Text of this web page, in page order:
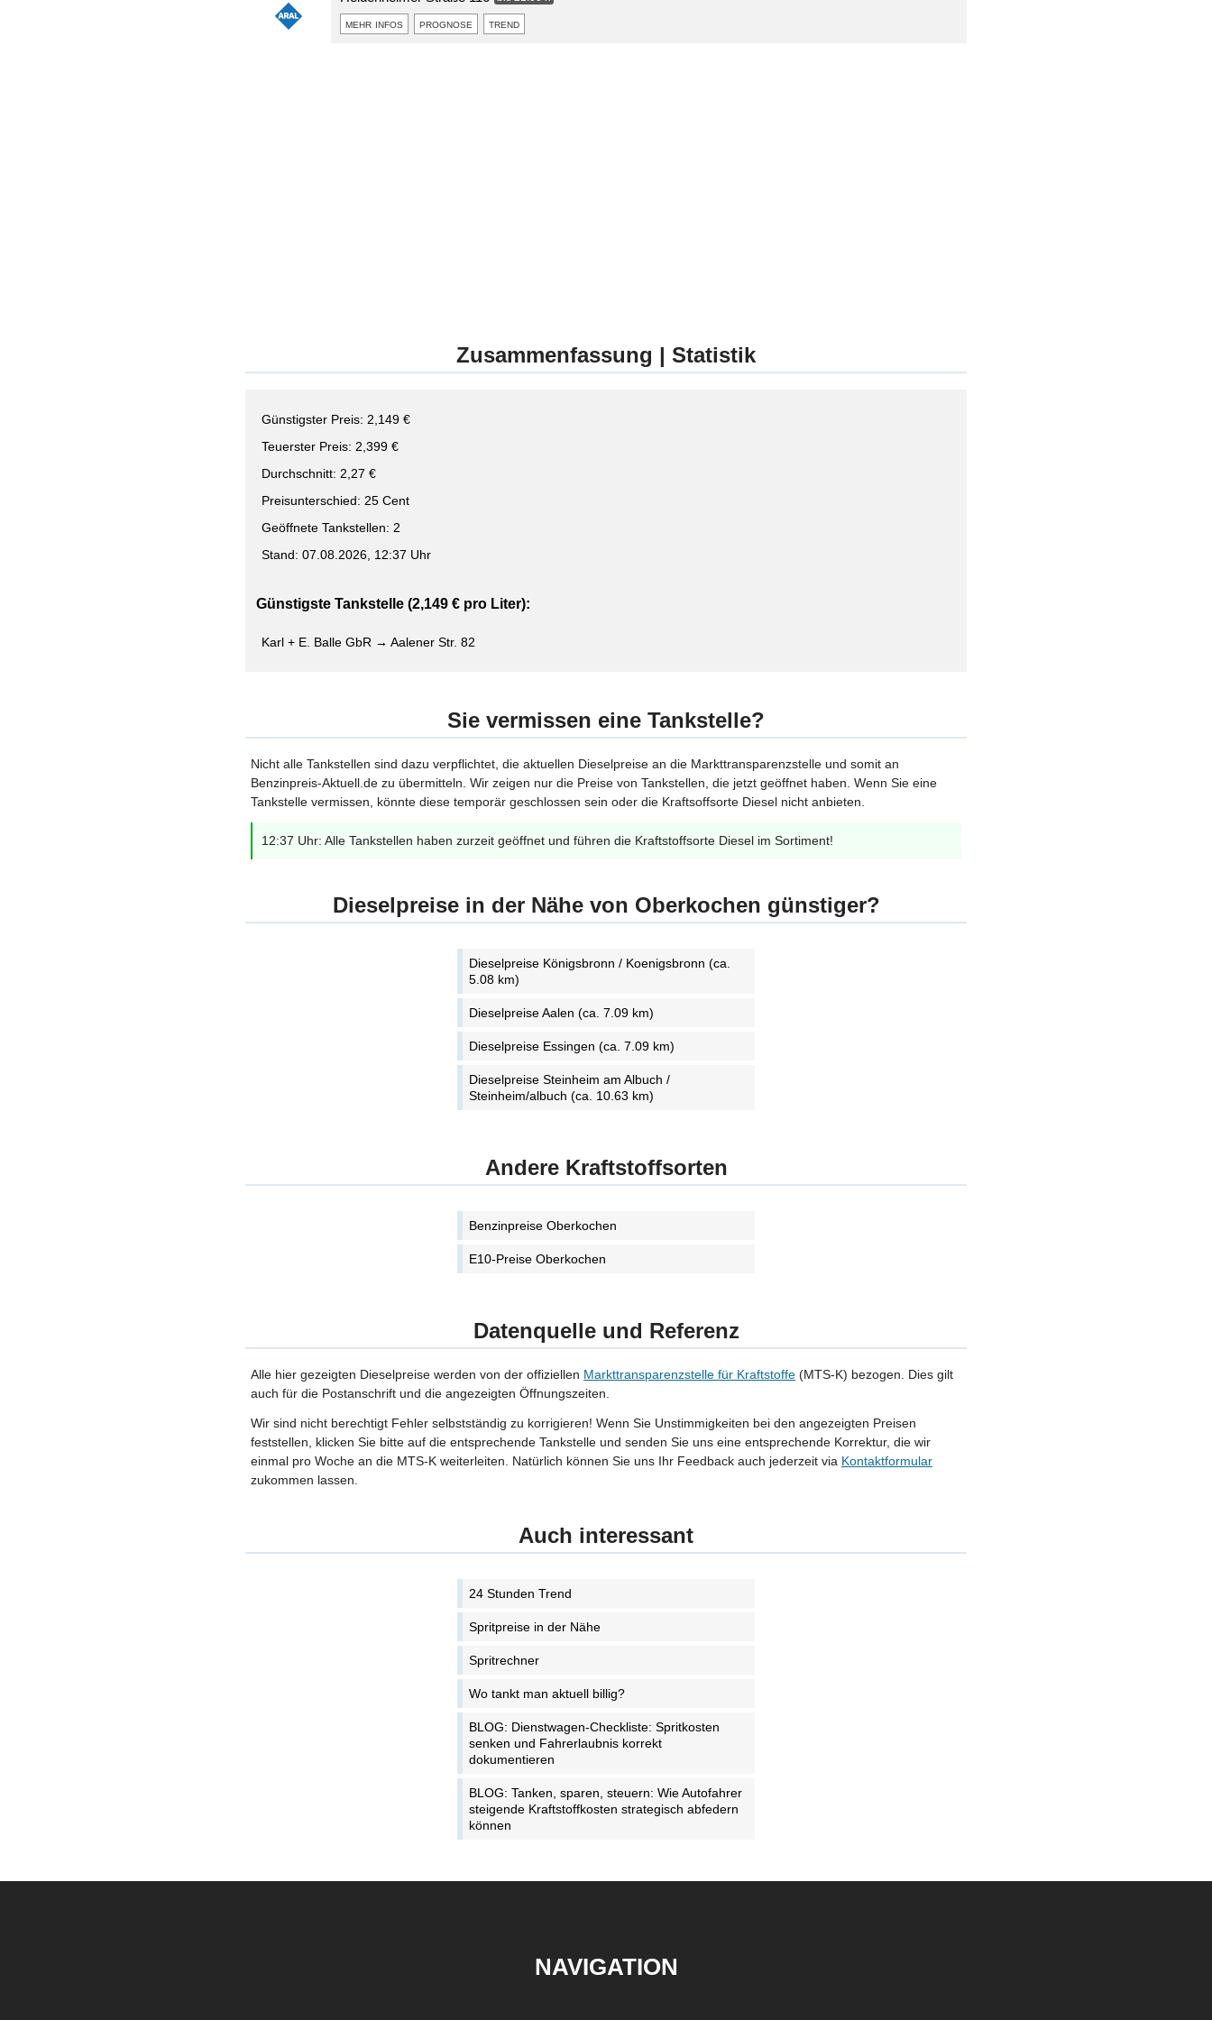
mehr infos prognose trend
Zusammenfassung | Statistik
Günstigster Preis: 2,149 €
Teuerster Preis: 2,399 €
Durchschnitt: 2,27 €
Preisunterschied: 25 Cent
Geöffnete Tankstellen: 2
Stand: 07.08.2026, 12:37 Uhr
Günstigste Tankstelle (2,149 € pro Liter):
Karl + E. Balle GbR → Aalener Str. 82
Sie vermissen eine Tankstelle?
Nicht alle Tankstellen sind dazu verpflichtet, die aktuellen Dieselpreise an die Markttransparenzstelle und somit an
Benzinpreis-Aktuell.de zu übermitteln. Wir zeigen nur die Preise von Tankstellen, die jetzt geöffnet haben. Wenn Sie eine
Tankstelle vermissen, könnte diese temporär geschlossen sein oder die Kraftsoffsorte Diesel nicht anbieten.
12:37 Uhr: Alle Tankstellen haben zurzeit geöffnet und führen die Kraftstoffsorte Diesel im Sortiment!
Dieselpreise in der Nähe von Oberkochen günstiger?
Dieselpreise Königsbronn / Koenigsbronn (ca.
5.08 km)
Dieselpreise Aalen (ca. 7.09 km)
Dieselpreise Essingen (ca. 7.09 km)
Dieselpreise Steinheim am Albuch /
Steinheim/albuch (ca. 10.63 km)
Andere Kraftstoffsorten
Benzinpreise Oberkochen
E10-Preise Oberkochen
Datenquelle und Referenz
Alle hier gezeigten Dieselpreise werden von der offiziellen Markttransparenzstelle für Kraftstoffe (MTS-K) bezogen. Dies gilt
auch für die Postanschrift und die angezeigten Öffnungszeiten.
Wir sind nicht berechtigt Fehler selbstständig zu korrigieren! Wenn Sie Unstimmigkeiten bei den angezeigten Preisen
feststellen, klicken Sie bitte auf die entsprechende Tankstelle und senden Sie uns eine entsprechende Korrektur, die wir
einmal pro Woche an die MTS-K weiterleiten. Natürlich können Sie uns Ihr Feedback auch jederzeit via Kontaktformular
zukommen lassen.
Auch interessant
24 Stunden Trend
Spritpreise in der Nähe
Spritrechner
Wo tankt man aktuell billig?
BLOG: Dienstwagen-Checkliste: Spritkosten
senken und Fahrerlaubnis korrekt
dokumentieren
BLOG: Tanken, sparen, steuern: Wie Autofahrer
steigende Kraftstoffkosten strategisch abfedern
können
NAVIGATION